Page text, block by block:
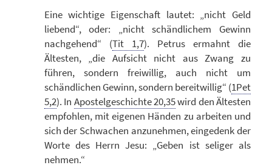
Eine wichtige Eigenschaft lautet: „nicht Geld
liebend“, oder: „nicht schändlichem Gewinn
nachgehend“ (Tit 1,7). Petrus ermahnt die
Ältesten, „die Aufsicht nicht aus Zwang zu
führen, sondern freiwillig, auch nicht um
schändlichen Gewinn, sondern bereitwillig“ (1Pet
5,2). In Apostelgeschichte 20,35wird den Ältesten
empfohlen, mit eigenen Händen zu arbeiten und
sich der Schwachen anzunehmen, eingedenk der
Worte des Herrn Jesu: „Geben ist seliger als
nehmen.“